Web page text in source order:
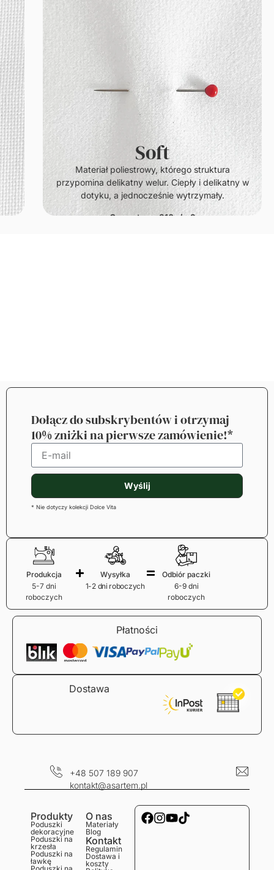
Soft
Materiał poliestrowy, którego struktura
przypomina delikatny welur. Ciepły i delikatny w
dotyku, a jednocześnie wytrzymały.
Gramatura: 210g/m2
Dołącz do subskrybentów i otrzymaj
10% zniżki na pierwsze zamówienie!*
Wyślij
* Nie dotyczy kolekcji Dolce Vita
Produkcja
5-7 dni
roboczych
Wysyłka
1-2 dni roboczych
Odbiór paczki
6-9 dni
roboczych
Płatności
Dostawa
+48 507 189 907
kontakt@asartem.pl
Produkty
Poduszki
dekoracyjne
Poduszki na
krzesła
Poduszki na
ławkę
O nas
Materiały
Blog
Kontakt
Regulamin
Dostawa i
koszty